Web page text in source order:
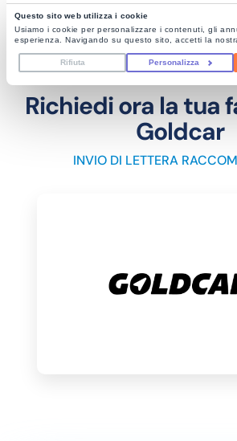
Questo sito web utilizza i cookie
Usiamo i cookie per personalizzare i contenuti, gli
esperienza. Navigando su questo sito, accetti la
Personalizza
Rifiuta
Richiedi ora la tua
Goldcar
INVIO DI LETTERA